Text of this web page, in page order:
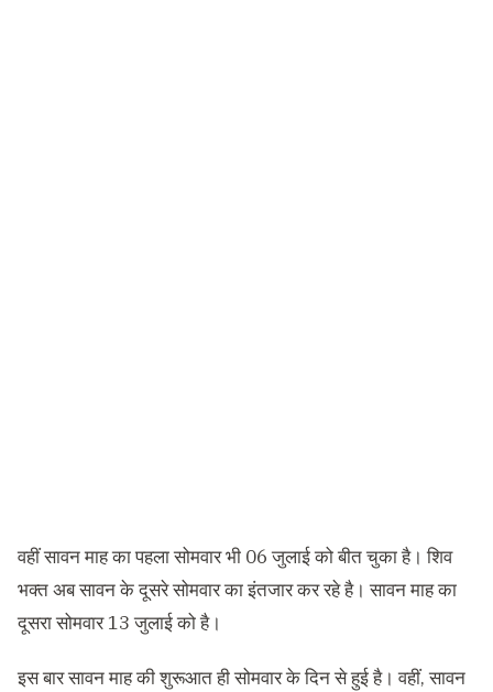
वहीं सावन माह का पहला सोमवार भी 06 जुलाई को बीत चुका है। शिव
भक्त अब सावन के दूसरे सोमवार का इंतजार कर रहे है। सावन माह का
दूसरा सोमवार 13 जुलाई को है।
इस बार सावन माह की शुरूआत ही सोमवार के दिन से हुई है। वहीं, सावन